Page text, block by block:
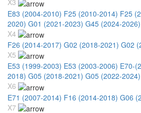
X3
E83 (2004-2010) F25 (2010-2014) F25
2020) G01 (2021-2023) G45 (2024-2026)
X4
F26 (2014-2017) G02 (2018-2021) G02
X5
E53 (1999-2003) E53 (2003-2006) E70-
2018) G05 (2018-2021) G05 (2022-2024)
X6
E71 (2007-2014) F16 (2014-2018) G06
X7